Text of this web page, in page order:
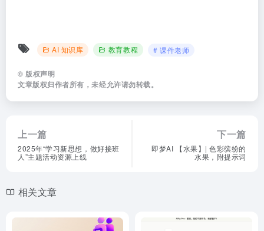
AI 知识库 教育教程 # 课件老师
© 版权声明
文章版权归作者所有，未经允许请勿转载。
上一篇
2025年“学习新思想，做好接班
人”主题活动资源上线
下一篇
即梦AI 【水果】| 色彩缤纷的
水果，附提示词
相关文章